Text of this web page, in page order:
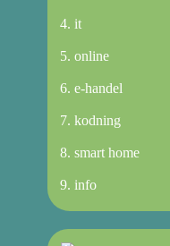
it
online
e-handel
kodning
smart home
info